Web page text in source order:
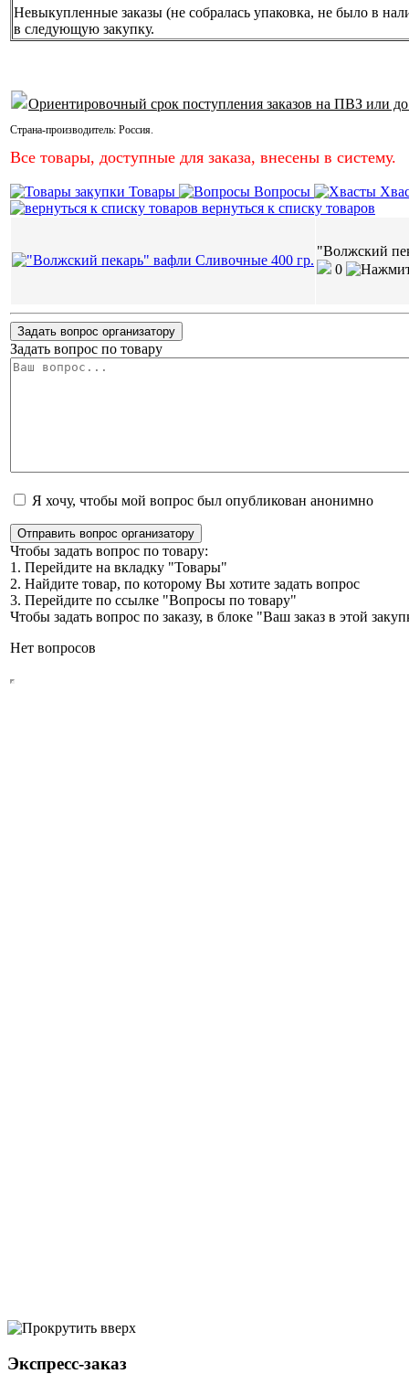
Невыкупленные заказы (не собралась упаковка, не было в
в следующую закупку.
Ориентировочный срок поступления заказов на ПВЗ или
Страна-производитель: Россия.
Все товары, доступные для заказа, внесены в систему.
Товары Вопросы
вернуться к списку товаров
"Волжский
0
Задать вопрос организатору
Задать вопрос по товару
Я хочу, чтобы мой вопрос был опубликован анонимно
Отправить вопрос организатору
Чтобы задать вопрос по товару:
1. Перейдите на вкладку "Товары"
2. Найдите товар, по которому Вы хотите задать вопрос
3. Перейдите по ссылке "Вопросы по товару"
Чтобы задать вопрос по заказу, в блоке "Ваш заказ в этой
Нет вопросов
Экспресс-заказ